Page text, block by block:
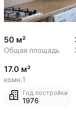
1
/
50 м²
Общая площадь
17.0 м²
комн.1
Год постройки
1976